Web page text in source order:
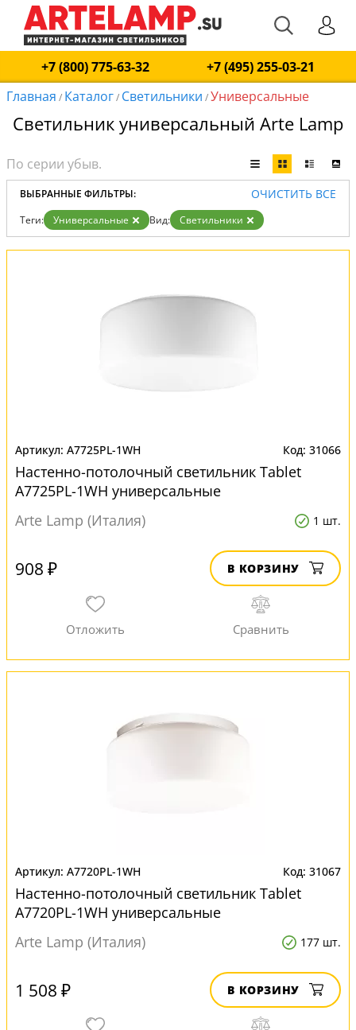
+7 (800) 775-63-32
+7 (495) 255-03-21
Главная / Каталог/ Светильники /Универсальные
Светильник универсальный Arte Lamp
ВЫБРАННЫЕ ФИЛЬТРЫ: ОЧИСТИТЬ ВСЕ
Теги: Универсальные Вид: Светильники
A7725PL-1WH 31066
Настенно-потолочный светильник Tablet
A7725PL-1WH универсальные
Arte Lamp (Италия)
1 шт.
908 ₽ В КОРЗИНУ
A7720PL-1WH 31067
Настенно-потолочный светильник Tablet
A7720PL-1WH универсальные
Arte Lamp (Италия)
177 шт.
1 508 ₽ В КОРЗИНУ